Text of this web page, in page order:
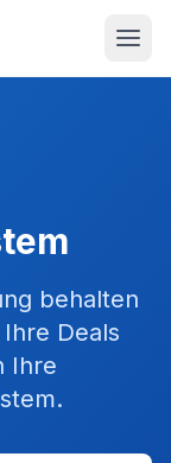
behalten
Deals
Ihre